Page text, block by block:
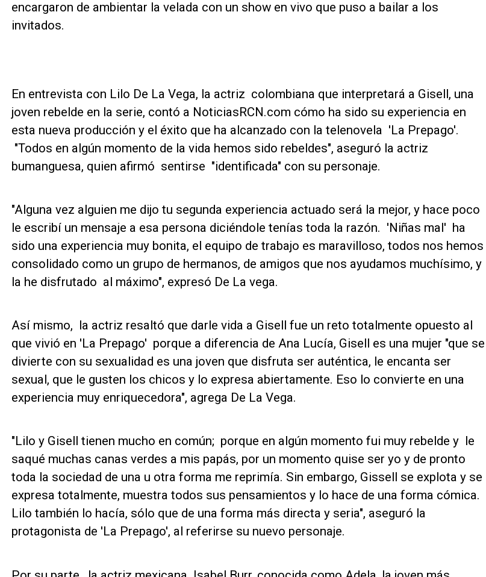
encargaron de ambientar la velada con un show en vivo que puso a bailar a los
invitados.
En entrevista con Lilo De La Vega, la actriz colombiana que interpretará a Gisell, una
joven rebelde en la serie, contó a NoticiasRCN.com cómo ha sido su experiencia en
esta nueva producción y el éxito que ha alcanzado con la telenovela 'La Prepago'.
"Todos en algún momento de la vida hemos sido rebeldes", aseguró la actriz
bumanguesa, quien afirmó sentirse "identificada" con su personaje.
"Alguna vez alguien me dijo tu segunda experiencia actuado será la mejor, y hace poco
le escribí un mensaje a esa persona diciéndole tenías toda la razón. 'Niñas mal' ha
sido una experiencia muy bonita, el equipo de trabajo es maravilloso, todos nos hemos
consolidado como un grupo de hermanos, de amigos que nos ayudamos muchísimo, y
la he disfrutado al máximo", expresó De La vega.
Así mismo, la actriz resaltó que darle vida a Gisell fue un reto totalmente opuesto al
que vivió en 'La Prepago' porque a diferencia de Ana Lucía, Gisell es una mujer "que se
divierte con su sexualidad es una joven que disfruta ser auténtica, le encanta ser
sexual, que le gusten los chicos y lo expresa abiertamente. Eso lo convierte en una
experiencia muy enriquecedora", agrega De La Vega.
"Lilo y Gisell tienen mucho en común; porque en algún momento fui muy rebelde y le
saqué muchas canas verdes a mis papás, por un momento quise ser yo y de pronto
toda la sociedad de una u otra forma me reprimía. Sin embargo, Gissell se explota y se
expresa totalmente, muestra todos sus pensamientos y lo hace de una forma cómica.
Lilo también lo hacía, sólo que de una forma más directa y seria", aseguró la
protagonista de 'La Prepago', al referirse su nuevo personaje.